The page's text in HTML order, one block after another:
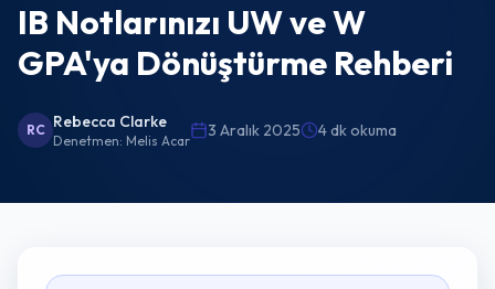
IB Notlarınızı UW ve W
GPA'ya Dönüştürme Rehberi
RC Rebecca Clarke
Denetmen: Melis Acar
3 Aralık 2025 4 dk okuma